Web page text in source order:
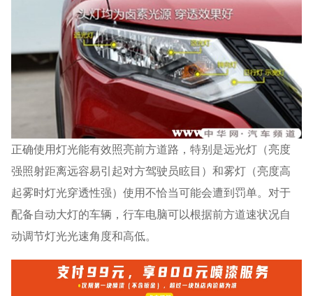
正确使用灯光能有效照亮前方道路，特别是远光灯（亮度
强照射距离远容易引起对方驾驶员眩目）和雾灯（亮度高
起雾时灯光穿透性强）使用不恰当可能会遭到罚单。对于
配备自动大灯的车辆，行车电脑可以根据前方道速状况自
动调节灯光光速角度和高低。